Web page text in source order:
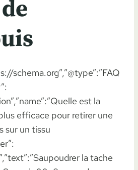
schema.org”,”@type”:”FAQ
est la
efficace pour retirer une
sur un tissu
la tache